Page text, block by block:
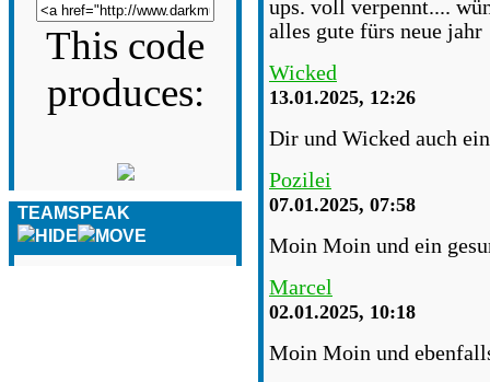
This code
produces:
TEAMSPEAK
ups. voll verpennt....
alles gute fürs neue jahr
Wicked
13.01.2025, 12:26
Dir und Wicked auch ein
Pozilei
07.01.2025, 07:58
Moin Moin und ein
Marcel
02.01.2025, 10:18
Moin Moin und